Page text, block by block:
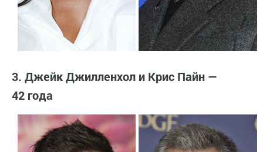
3. Джейк Джилленхол и Крис Пайн —
42 года